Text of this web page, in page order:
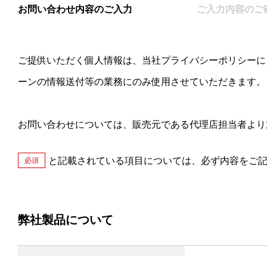
お問い合わせ内容のご入力 ご入力内容のご
ご提供いただく個人情報は、当社プライバシーポリシー
ーンの情報送付等の業務にのみ使用させていただきます。
お問い合わせについては、販売元である代理店担当者よ
必須 と記載されている項目については、必ず内容をご
弊社製品について